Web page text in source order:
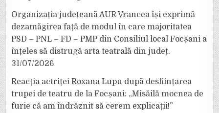
Organizația județeană AUR Vrancea își exprimă
dezamăgirea față de modul în care majoritatea
PSD – PNL – FD – PMP din Consiliul local Focșani a
înțeles să distrugă arta teatrală din județ.
31/07/2026
Reacția actriței Roxana Lupu după desființarea
trupei de teatru de la Focșani: „Misăilă mocnea de
furie că am îndrăznit să cerem explicații!”